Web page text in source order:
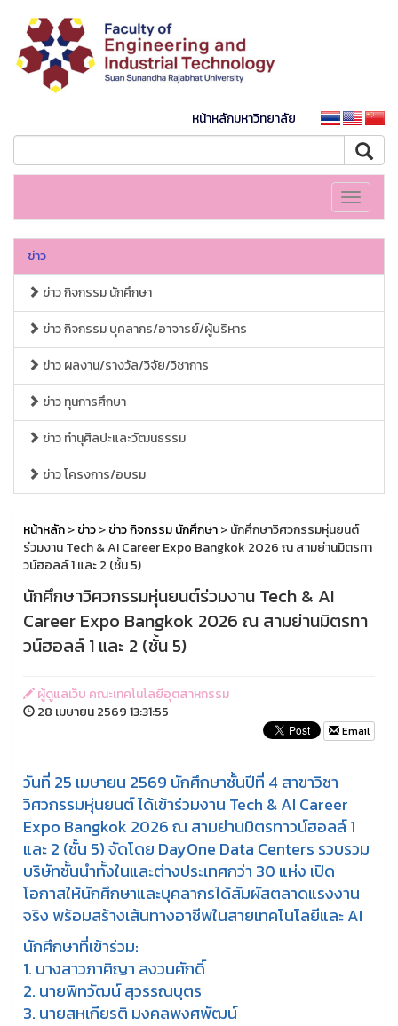
หน้าหลักมหาวิทยาลัย
Toggle
ข่าว
ข่าว กิจกรรม นักศึกษา
ข่าว กิจกรรม บุคลากร/อาจารย์/ผู้บริหาร
ข่าว ผลงาน/รางวัล/วิจัย/วิชาการ
ข่าว ทุนการศึกษา
ข่าว ทำนุศิลปะและวัฒนธรรม
ข่าว โครงการ/อบรม
หน้าหลัก>ข่าว>ข่าว กิจกรรม นักศึกษา> นักศึกษาวิศวกรรมหุ่นยนต์
ร่วมงาน Tech & AI Career Expo Bangkok 2026 ณ สามย่านมิตรทา
วน์ฮอลล์ 1 และ 2 (ชั้น 5)
นักศึกษาวิศวกรรมหุ่นยนต์ร่วมงาน Tech & AI
Career Expo Bangkok 2026 ณ สามย่านมิตรทา
วน์ฮอลล์ 1 และ 2 (ชั้น 5)
ผู้ดูแลเว็บ คณะเทคโนโลยีอุตสาหกรรม
28 เมษายน 2569 13:31:55
Email
วันที่ 25 เมษายน 2569 นักศึกษาชั้นปีที่ 4 สาขาวิชา
วิศวกรรมหุ่นยนต์ ได้เข้าร่วมงาน Tech & AI Career
Expo Bangkok 2026 ณ สามย่านมิตรทาวน์ฮอลล์ 1
และ 2 (ชั้น 5) จัดโดย DayOne Data Centers รวบรวม
บริษัทชั้นนำทั้งในและต่างประเทศกว่า 30 แห่ง เปิด
โอกาสให้นักศึกษาและบุคลากรได้สัมผัสตลาดแรงงาน
จริง พร้อมสร้างเส้นทางอาชีพในสายเทคโนโลยีและ AI
นักศึกษาที่เข้าร่วม:
1. นางสาวภาศิญา สงวนศักดิ์
2. นายพิทวัฒน์ สุวรรณบุตร
3. นายสหเกียรติ มงคลพงศพัฒน์